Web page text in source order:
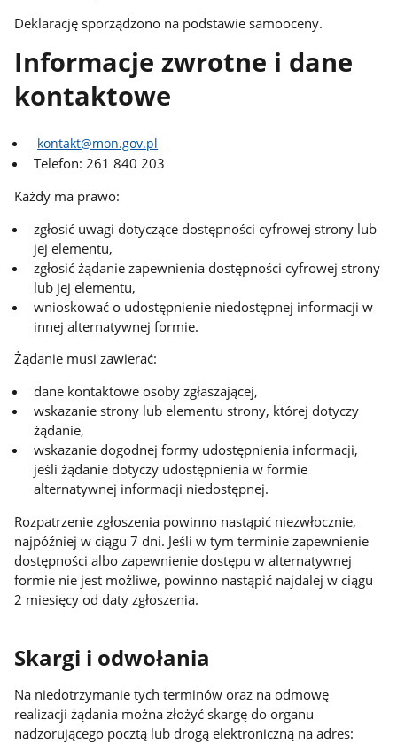
Deklarację sporządzono na podstawie samooceny.
Informacje zwrotne i dane
kontaktowe
kontakt@mon.gov.pl
Telefon: 261 840 203
Każdy ma prawo:
zgłosić uwagi dotyczące dostępności cyfrowej strony lub
jej elementu,
zgłosić żądanie zapewnienia dostępności cyfrowej strony
lub jej elementu,
wnioskować o udostępnienie niedostępnej informacji w
innej alternatywnej formie.
Żądanie musi zawierać:
dane kontaktowe osoby zgłaszającej,
wskazanie strony lub elementu strony, której dotyczy
żądanie,
wskazanie dogodnej formy udostępnienia informacji,
jeśli żądanie dotyczy udostępnienia w formie
alternatywnej informacji niedostępnej.
Rozpatrzenie zgłoszenia powinno nastąpić niezwłocznie,
najpóźniej w ciągu 7 dni. Jeśli w tym terminie zapewnienie
dostępności albo zapewnienie dostępu w alternatywnej
formie nie jest możliwe, powinno nastąpić najdalej w ciągu
2 miesięcy od daty zgłoszenia.
Skargi i odwołania
Na niedotrzymanie tych terminów oraz na odmowę
realizacji żądania można złożyć skargę do organu
nadzorującego pocztą lub drogą elektroniczną na adres: